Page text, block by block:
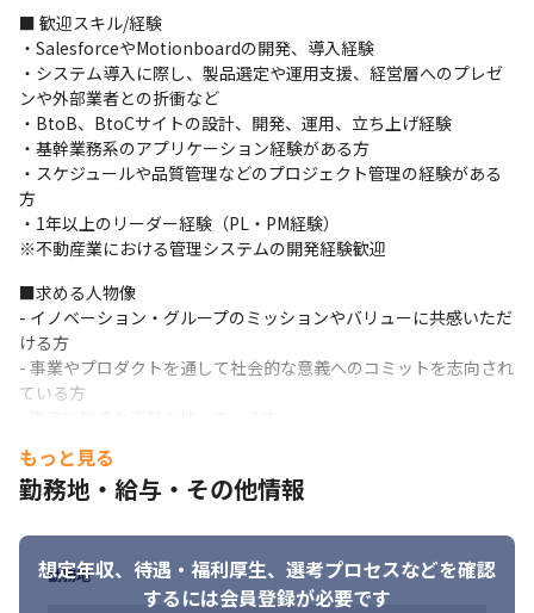
・データ調査とビジネスサイドへのヒアリング・分析
■事業やチームの特徴
2023年10月に新設された部署（IT推進部）。 新しいチームという
こともあり、自由度高く、自分たちで業務をつくっていく面白さ
を実感できます。平均残業時間も10～20時間程度/月（2025年4月
時点）、年間休日130日、集中して業務に取り組みつつ、メリハリ
をつけて働ける環境づくりを目指しています。
・自社サービスのため自分の意見やアイデアがサービスに反映し
やすくやりがいを感じられます。
・会社の成長や変革していく醍醐味を体感できるフィールド。
・少数精鋭組織であるため、サービスの成長に大きく貢献できる
こと　など
一つに枠に捕らわれず、事業会社のスキームを理解した上で、い
かにサービス価値を高めていけるかを追求していただきます。
■ 歓迎スキル/経験
・SalesforceやMotionboardの開発、導入経験
・システム導入に際し、製品選定や運用支援、経営層へのプレゼ
ンや外部業者との折衝など
・BtoB、BtoCサイトの設計、開発、運用、立ち上げ経験
・基幹業務系のアプリケーション経験がある方
・スケジュールや品質管理などのプロジェクト管理の経験がある
方
・1年以上のリーダー経験（PL・PM経験）
※不動産業における管理システムの開発経験歓迎
■求める人物像
- イノベーション・グループのミッションやバリューに共感いただ
ける方
- 事業やプロダクトを通して社会的な意義へのコミットを志向され
ている方
- 学ぶ意欲と向上心がある方
もっと見る
勤務地・給与・その他情報
想定年収、待遇・福利厚生、 選考プロセスなどを確認
するには会員登録が必要です
勤務地